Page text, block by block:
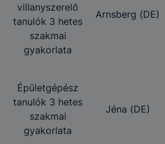
villanyszerelő
tanulók 3 hetes
szakmai
gyakorlata
Arnsberg (DE)
Épületgépész
tanulók 3 hetes
szakmai
gyakorlata
Jéna (DE)